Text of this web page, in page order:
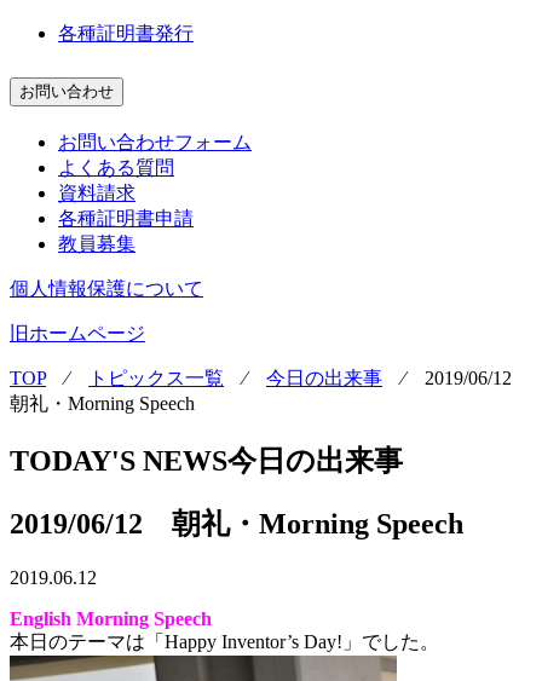
各種証明書発行
お問い合わせ
お問い合わせフォーム
よくある質問
資料請求
各種証明書申請
教員募集
個人情報保護について
旧ホームページ
TOP⁄ トピックス一覧 ⁄ 今日の出来事 ⁄ 2019/06/12
朝礼・Morning Speech
TODAY'S NEWS今日の出来事
2019/06/12 朝礼・Morning Speech
2019.06.12
English Morning Speech
本日のテーマは「Happy Inventor’s Day!」でした。